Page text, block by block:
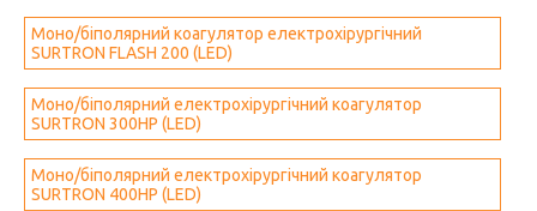
Моно/біполярний коагулятор електрохірургічний
SURTRON FLASH 200 (LED)
Моно/біполярний електрохірургічний коагулятор
SURTRON 300HP (LED)
Моно/біполярний електрохірургічний коагулятор
SURTRON 400HP (LED)